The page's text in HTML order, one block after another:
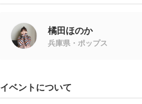
橘田ほのか
兵庫県・ポップス
イベントについて